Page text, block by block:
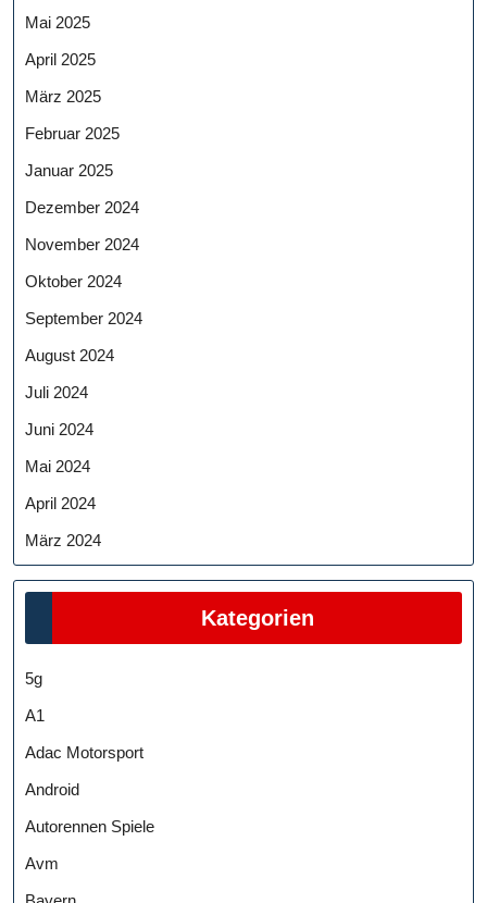
Mai 2025
April 2025
März 2025
Februar 2025
Januar 2025
Dezember 2024
November 2024
Oktober 2024
September 2024
August 2024
Juli 2024
Juni 2024
Mai 2024
April 2024
März 2024
Kategorien
5g
A1
Adac Motorsport
Android
Autorennen Spiele
Avm